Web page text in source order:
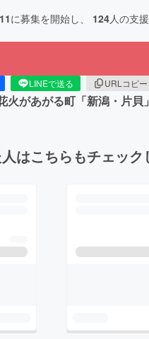
に募集を開始し、 124人の支
LINEで送る URLコピー
火があがる町「新潟・片
はこちらもチェック